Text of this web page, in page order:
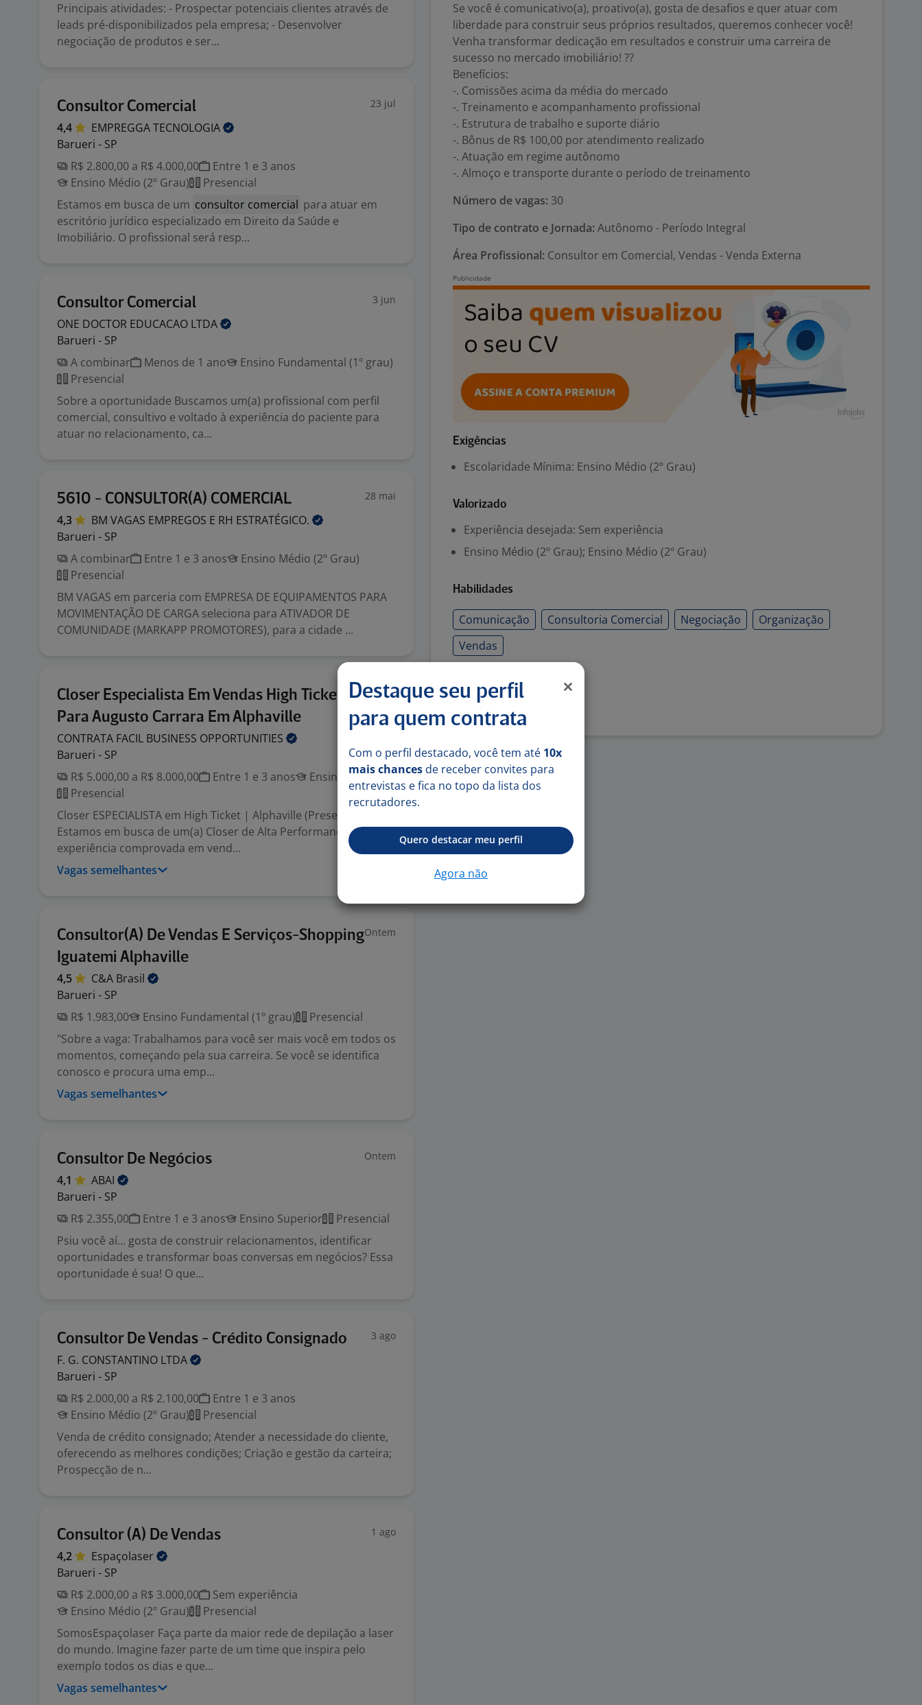
Principais atividades: - Prospectar potenciais clientes através de
leads pré-disponibilizados pela empresa; - Desenvolver
negociação de produtos e ser...
Consultor Comercial 23 jul
4,4 EMPREGGATECNOLOGIA
Barueri - SP
R$ 2.800,00 a R$ 4.000,00
Entre 1 e 3 anos
Ensino Médio (2º Grau)
Presencial
Estamos em busca de um consultor comercial para atuar em
escritório jurídico especializado em Direito da Saúde e
Imobiliário. O profissional será resp...
Consultor Comercial 3 jun
ONE DOCTOR EDUCACAO LTDA
Barueri - SP
A combinar
Menos de 1 ano
Ensino Fundamental (1º grau)
Presencial
Sobre a oportunidade Buscamos um(a) profissional com perfil
comercial, consultivo e voltado à experiência do paciente para
atuar no relacionamento, ca...
5610 - CONSULTOR(A) COMERCIAL 28 mai
4,3 BM VAGAS EMPREGOS E RH ESTRATÉGICO.
Barueri - SP
A combinar
Entre 1 e 3 anos
Ensino Médio (2º Grau)
Presencial
BM VAGAS em parceria com EMPRESA DE EQUIPAMENTOS PARA
MOVIMENTAÇÃO DE CARGA seleciona para ATIVADOR DE
COMUNIDADE (MARKAPP PROMOTORES), para a cidade ...
Closer Especialista Em Vendas High Ticket
Para Augusto Carrara Em Alphaville
Hoje
CONTRATA FACIL BUSINESS OPPORTUNITIES
Barueri - SP
R$ 5.000,00 a R$ 8.000,00
Entre 1 e 3 anos
Ensino Superior
Presencial
Closer ESPECIALISTA em High Ticket | Alphaville (Presencial)
Estamos em busca de um(a) Closer de Alta Performance, com
experiência comprovada em vend...
Vagas semelhantes
Consultor(A) De Vendas E Serviços-Shopping
Iguatemi Alphaville
Ontem
4,5 C&A Brasil
Barueri - SP
R$ 1.983,00
Ensino Fundamental (1º grau)
Presencial
"Sobre a vaga: Trabalhamos para você ser mais você em todos os
momentos, começando pela sua carreira. Se você se identifica
conosco e procura uma emp...
Vagas semelhantes
Consultor De Negócios Ontem
4,1
ABAI
Barueri - SP
R$ 2.355,00
Entre 1 e 3 anos Ensino Superior
Presencial
Psiu você aí... gosta de construir relacionamentos, identificar
oportunidades e transformar boas conversas em negócios? Essa
oportunidade é sua! O que...
Consultor De Vendas - Crédito Consignado 3 ago
F. G. CONSTANTINO LTDA
Barueri - SP
R$ 2.000,00 a R$ 2.100,00
Entre 1 e 3 anos
Ensino Médio (2º Grau)
Presencial
Venda de crédito consignado; Atender a necessidade do cliente,
oferecendo as melhores condições; Criação e gestão da carteira;
Prospecção de n...
Consultor (A) De Vendas 1 ago
4,2
Espaçolaser
Barueri - SP
R$ 2.000,00 a R$ 3.000,00
Sem experiência
Ensino Médio (2º Grau)
Presencial
SomosEspaçolaser Faça parte da maior rede de depilação a laser
do mundo. Imagine fazer parte de um time que inspira pelo
exemplo todos os dias e que...
Vagas semelhantes
Se você é comunicativo(a), proativo(a), gosta de desafios e quer atuar com
liberdade para construir seus próprios resultados, queremos conhecer você!
Venha transformar dedicação em resultados e construir uma carreira de
sucesso no mercado imobiliário! ??
Benefícios:
-. Comissões acima da média do mercado
-. Treinamento e acompanhamento profissional
-. Estrutura de trabalho e suporte diário
-. Bônus de R$ 100,00 por atendimento realizado
-. Atuação em regime autônomo
-. Almoço e transporte durante o período de treinamento
Número de vagas: 30
Tipo de contrato e Jornada: Autônomo - Período Integral
Área Profissional: Consultor em Comercial, Vendas - Venda Externa
Exigências
Escolaridade Mínima: Ensino Médio (2º Grau)
Valorizado
Experiência desejada: Sem experiência
Ensino Médio (2º Grau); Ensino Médio (2º Grau)
Habilidades
Comunicação Consultoria Comercial Negociação
Organização
Vendas
Denunciar vaga
Destaque seu perfil
para quem contrata
Com o perfil destacado, você tem até 10x
mais chances de receber convites para
entrevistas e fica no topo da lista dos
recrutadores.
Quero destacar meu perfil
Agora não